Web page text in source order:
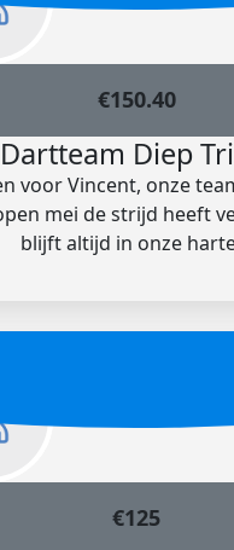
€150.40
Dartteam Diep
voor Vincent, onze
mei de strijd heeft
blijft altijd in onze
€125